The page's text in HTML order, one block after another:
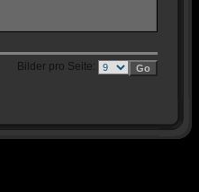
Bilder pro Seite: